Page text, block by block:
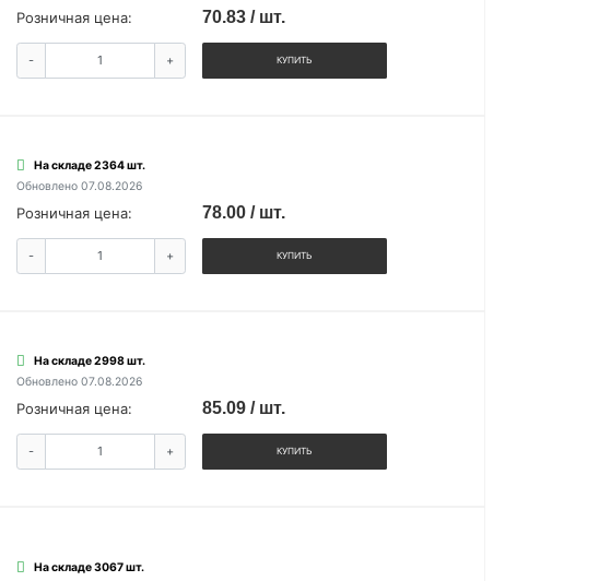
Розничная цена: 70.83 / шт.
- + КУПИТЬ
На складе 2364 шт.
Обновлено 07.08.2026
Розничная цена: 78.00 / шт.
- + КУПИТЬ
На складе 2998 шт.
Обновлено 07.08.2026
Розничная цена: 85.09 / шт.
- + КУПИТЬ
На складе 3067 шт.